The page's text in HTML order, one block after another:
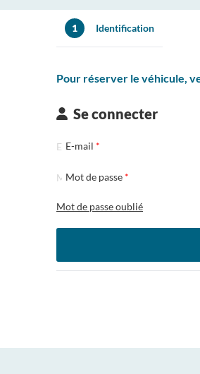
1 Identification
Pour réserver le véhicule,
Se connecter
E-mail
Mot de passe
Mot de passe oublié